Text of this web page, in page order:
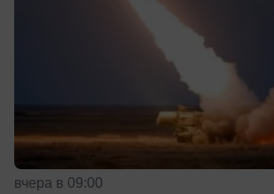
вчера в 09:00